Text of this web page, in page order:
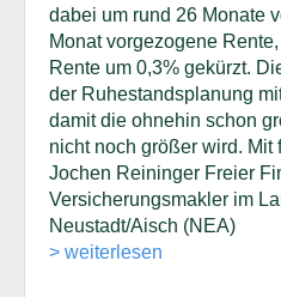
dabei um rund 26 Monate
Monat vorgezogene
Rente um 0,3% gekürzt.
der Ruhestandsplanung
damit die ohnehin schon
nicht noch größer wird. Mit
Jochen Reininger Freier
Versicherungsmakler im
Neustadt/Aisch (NEA)
> weiterlesen